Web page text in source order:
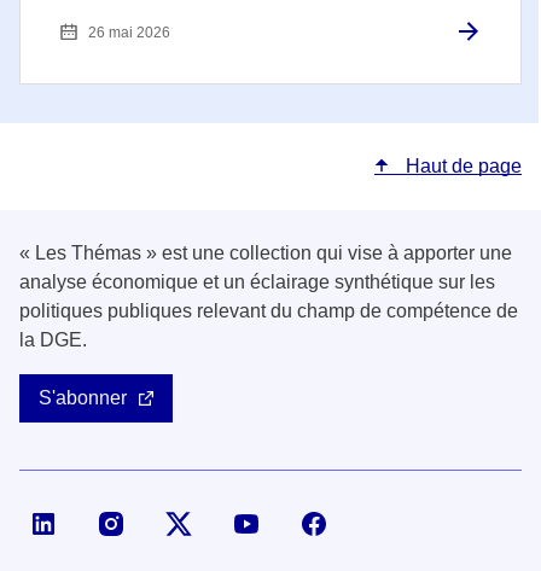
26 mai 2026
Haut de page
« Les Thémas » est une collection qui vise à apporter une
analyse économique et un éclairage synthétique sur les
politiques publiques relevant du champ de compétence de
la DGE.
S'abonner
Page LinkedIn de la DGECompte X (ex-Twitter) de la DGE